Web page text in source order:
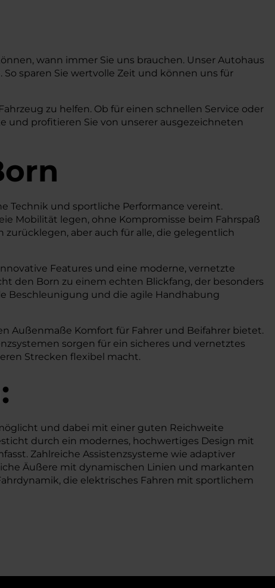
wann immer Sie uns brauchen. Unser Autohaus
sparen Sie wertvolle Zeit und können uns für
zu helfen. Ob für einen schnellen Service oder
und profitieren Sie von unserer ausgezeichneten
Technik und sportliche Performance vereint.
Mobilität legen, ohne Kompromisse beim Fahrspaß
aber auch für alle, die gelegentlich
Features und eine moderne, vernetzte
den Born zu einem echten Blickfang, der besonders
Beschleunigung und die agile Handhabung
Außenmaße Komfort für Fahrer und Beifahrer bietet.
sorgen für ein sicheres und vernetztes
Strecken flexibel macht.
und dabei mit einer guten Reichweite
durch ein modernes, hochwertiges Design mit
Zahlreiche Assistenzsysteme wie adaptiver
Äußere mit dynamischen Linien und markanten
die elektrisches Fahren mit sportlichem